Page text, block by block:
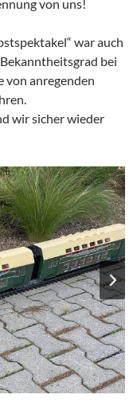
von uns!
war auch
bei
von anregenden
wir sicher wieder